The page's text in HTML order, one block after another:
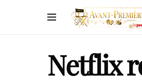
Netflix